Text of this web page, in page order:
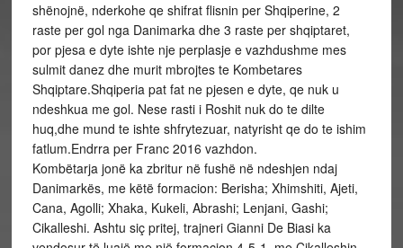
shënojnë, nderkohe qe shifrat flisnin per Shqiperine, 2
raste per gol nga Danimarka dhe 3 raste per shqiptaret,
por pjesa e dyte ishte nje perplasje e vazhdushme mes
sulmit danez dhe murit mbrojtes te Kombetares
Shqiptare.Shqiperia pat fat ne pjesen e dyte, qe nuk u
ndeshkua me gol. Nese rasti i Roshit nuk do te dilte
huq,dhe mund te ishte shfrytezuar, natyrisht qe do te ishim
fatlum.Endrra per Franc 2016 vazhdon.
Kombëtarja jonë ka zbritur në fushë në ndeshjen ndaj
Danimarkës, me këtë formacion: Berisha; Xhimshiti, Ajeti,
Cana, Agolli; Xhaka, Kukeli, Abrashi; Lenjani, Gashi;
Cikalleshi. Ashtu siç pritej, trajneri Gianni De Biasi ka